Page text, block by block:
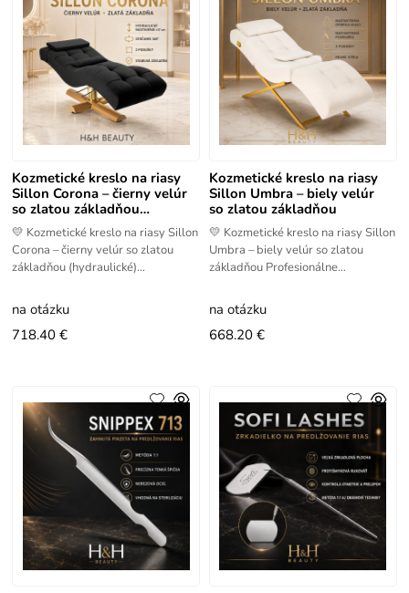
Kozmetické kreslo na riasy
Sillon Corona – čierny velúr
so zlatou základňou
(hydraulické)
💛 Kozmetické kreslo na riasy Sillon
Corona – čierny velúr so zlatou
základňou (hydraulické)
styling rias Sillon Corona je
na otázku
718.40 €
Kozmetické kreslo na riasy
Sillon Umbra – biely velúr
so zlatou základňou
💛 Kozmetické kreslo na riasy Sillon
Umbra – biely velúr so zlatou
základňou Profesionálne
Sillon Umbra je navrhnuté pre
na otázku
668.20 €